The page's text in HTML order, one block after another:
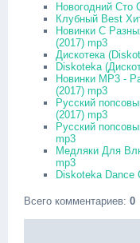
Новогодний Сто
Клубный Best
Новинки С
(2017) mp3
Дискотека
Diskoteka
Новинки MP3 -
(2017) mp3
Русский
(2017) mp3
Русский
mp3
Медляки Для
mp3
Diskoteka Dance
Всего комментариев: 0